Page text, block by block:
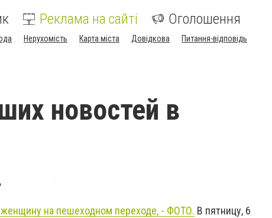
Реклама на сайті Оголошення
Нерухомість Карта міста Довідкова Питання-відповідь
новостей в
на пешеходном переходе, - ФОТО. В пятницу, 6